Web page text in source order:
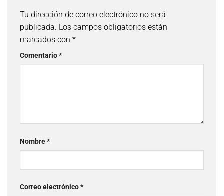
Tu dirección de correo electrónico no será
publicada. Los campos obligatorios están
marcados con *
Comentario*
Nombre*
Correo electrónico*